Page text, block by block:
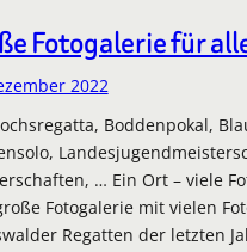
Fotogalerie für
2022
Boddenpokal,
… Ein Ort – viele
Fotogalerie mit vielen
Regatten der letzten